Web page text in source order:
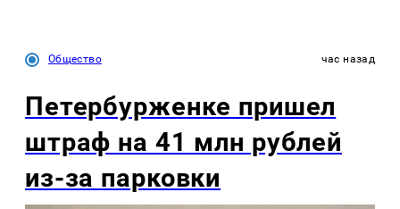
Общество час назад
Петербурженке пришел
штраф на 41 млн рублей
из-за парковки